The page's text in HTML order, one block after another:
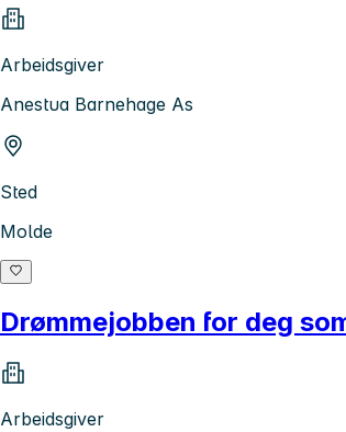
Arbeidsgiver
Anestua Barnehage As
Sted
Molde
Drømmejobben for deg
Arbeidsgiver